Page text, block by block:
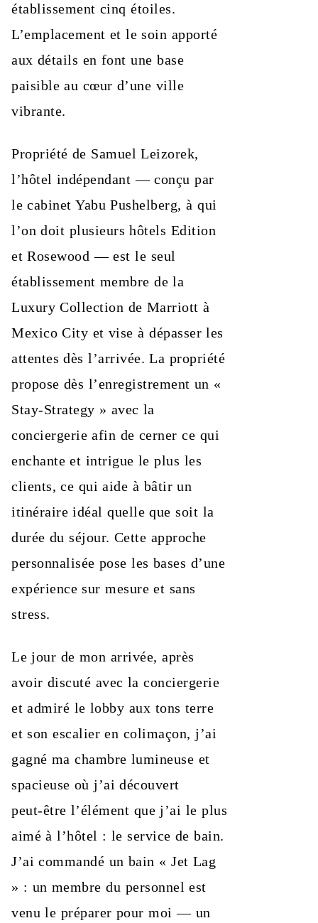
établissement cinq étoiles.
L’emplacement et le soin apporté
aux détails en font une base
paisible au cœur d’une ville
vibrante.
Propriété de Samuel Leizorek,
l’hôtel indépendant — conçu par
le cabinet Yabu Pushelberg, à qui
l’on doit plusieurs hôtels Edition
et Rosewood — est le seul
établissement membre de la
Luxury Collection de Marriott à
Mexico City et vise à dépasser les
attentes dès l’arrivée. La propriété
propose dès l’enregistrement un «
Stay‑Strategy » avec la
conciergerie afin de cerner ce qui
enchante et intrigue le plus les
clients, ce qui aide à bâtir un
itinéraire idéal quelle que soit la
durée du séjour. Cette approche
personnalisée pose les bases d’une
expérience sur mesure et sans
stress.
Le jour de mon arrivée, après
avoir discuté avec la conciergerie
et admiré le lobby aux tons terre
et son escalier en colimaçon, j’ai
gagné ma chambre lumineuse et
spacieuse où j’ai découvert
peut‑être l’élément que j’ai le plus
aimé à l’hôtel : le service de bain.
J’ai commandé un bain « Jet Lag
» : un membre du personnel est
venu le préparer pour moi — un